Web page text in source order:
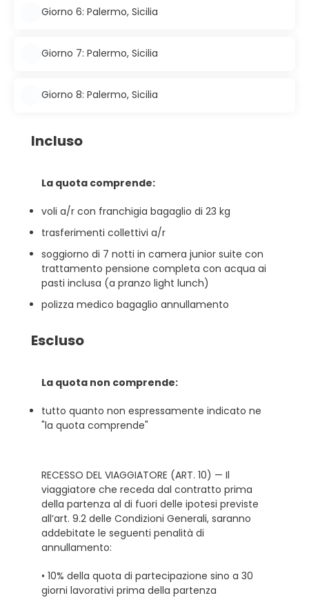
Giorno 6: Palermo, Sicilia
Giorno 7: Palermo, Sicilia
Giorno 8: Palermo, Sicilia
Incluso
La quota comprende:
voli a/r con franchigia bagaglio di 23 kg
trasferimenti collettivi a/r
soggiorno di 7 notti in camera junior suite con
trattamento pensione completa con acqua ai
pasti inclusa (a pranzo light lunch)
polizza medico bagaglio annullamento
Escluso
La quota non comprende:
tutto quanto non espressamente indicato ne
"la quota comprende"
RECESSO DEL VIAGGIATORE (ART. 10) — Il
viaggiatore che receda dal contratto prima
della partenza al di fuori delle ipotesi previste
all’art. 9.2 delle Condizioni Generali, saranno
addebitate le seguenti penalità di
annullamento:
• 10% della quota di partecipazione sino a 30
giorni lavorativi prima della partenza